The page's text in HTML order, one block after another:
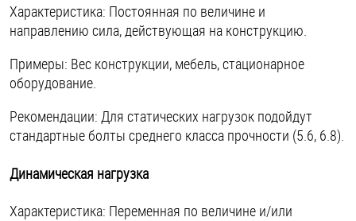
Характеристика: Постоянная по величине и
направлению сила, действующая на конструкцию.
Примеры: Вес конструкции, мебель, стационарное
оборудование.
Рекомендации: Для статических нагрузок подойдут
стандартные болты среднего класса прочности (5.6, 6.8).
Динамическая нагрузка
Характеристика: Переменная по величине и/или